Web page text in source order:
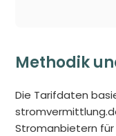
Methodik
Die Tarifdaten
Stromanbietern